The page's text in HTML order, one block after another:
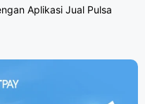
Aplikasi Jual Pulsa